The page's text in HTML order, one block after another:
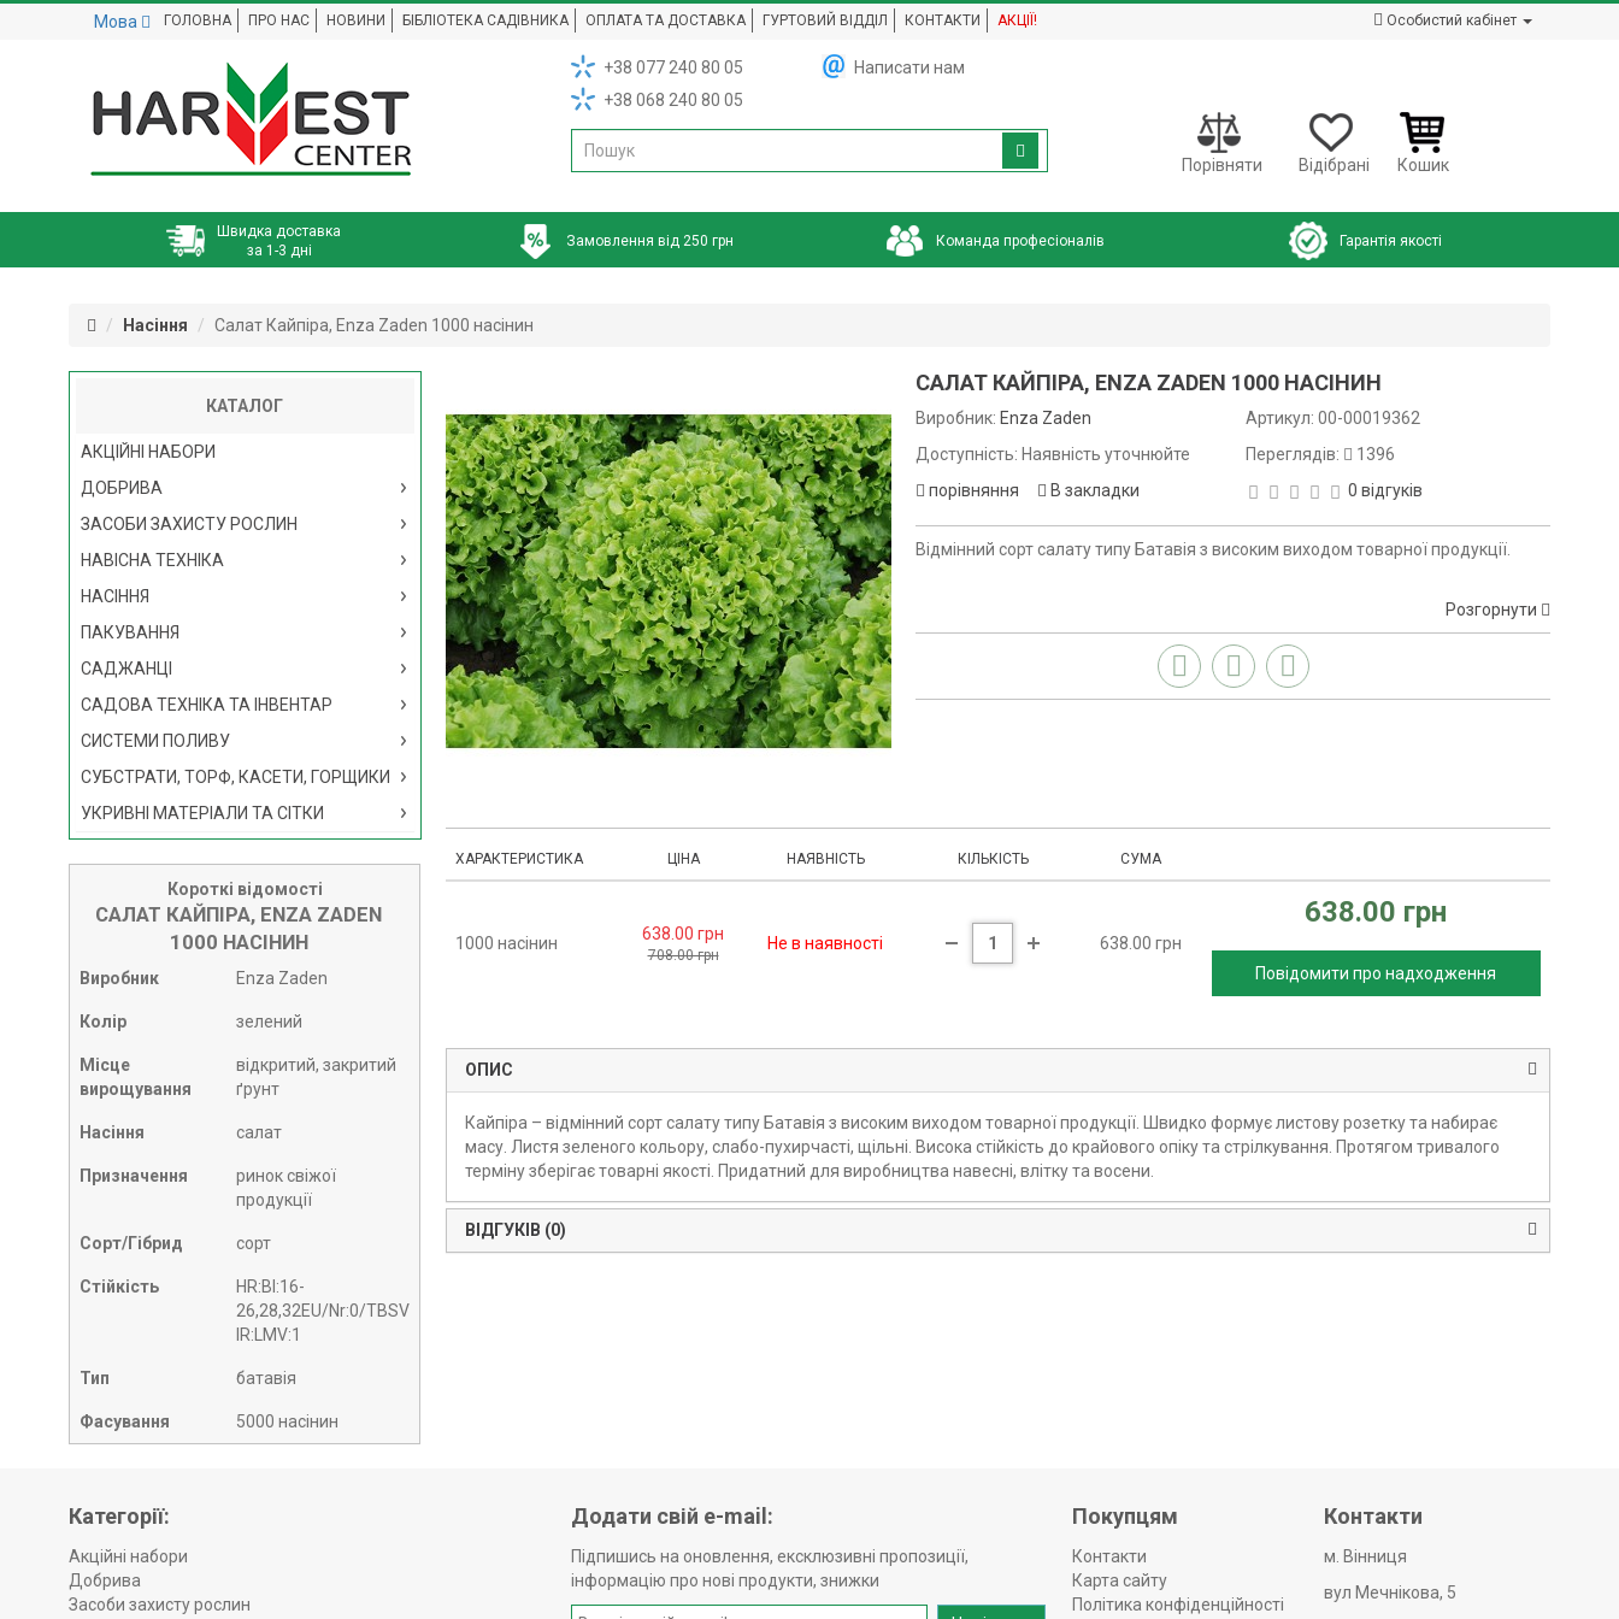
Мова ГОЛОВНА ПРО НАС НОВИНИ БІБЛІОТЕКА САДІВНИКА ОПЛАТА ТА ДОСТАВКА ГУРТОВИЙ ВІДДІЛ КОНТАКТИ АКЦІЇ! Особистий кабінет
+38 077 240 80 05
+38 068 240 80 05
Написати нам
Порівняти Відібрані Кошик
Швидка доставка
за 1-3 дні
Замовлення від 250 грн Команда професіоналів Гарантія якості
Насіння Салат Кайпіра, Enza Zaden 1000 насінин
КАТАЛОГ
АКЦІЙНІ НАБОРИ
ДОБРИВА
ЗАСОБИ ЗАХИСТУ РОСЛИН
НАВІСНА ТЕХНІКА
НАСІННЯ
ПАКУВАННЯ
САДЖАНЦІ
САДОВА ТЕХНІКА ТА ІНВЕНТАР
СИСТЕМИ ПОЛИВУ
СУБСТРАТИ, ТОРФ, КАСЕТИ, ГОРЩИКИ
УКРИВНІ МАТЕРІАЛИ ТА СІТКИ
Короткі відомості
САЛАТ КАЙПІРА, ENZA ZADEN
1000 НАСІНИН
Виробник Enza Zaden
Колір зелений
Місце
вирощування
відкритий, закритий
ґрунт
Насіння салат
Призначення
ринок свіжої
продукції
Сорт/Гібрид сорт
Стійкість
HR:BI:16-
26,28,32EU/Nr:0/TBSV
IR:LMV:1
Тип батавія
Фасування 5000 насінин
САЛАТ КАЙПІРА, ENZA ZADEN 1000 НАСІНИН
Виробник: Enza Zaden
Доступність: Наявність уточнюйте
порівняння
В закладки
Артикул: 00-00019362
Переглядів:
1396
0 відгуків
Відмінний сорт салату типу Батавія з високим виходом товарної продукції.
Розгорнути
ХАРАКТЕРИСТИКА ЦІНА НАЯВНІСТЬ КІЛЬКІСТЬ СУМА
1000 насінин 638.00 грн
708.00 грн
Не в наявності 638.00 грн
638.00 грн
Повідомити про надходження
ОПИС
Кайпіра – відмінний сорт салату типу Батавія з високим виходом товарної продукції. Швидко формує листову розетку та набирає
масу. Листя зеленого кольору, слабо-пухирчасті, щільні. Висока стійкість до крайового опіку та стрілкування. Протягом тривалого
терміну зберігає товарні якості. Придатний для виробництва навесні, влітку та восени.
ВІДГУКІВ (0)
Категорії:
Акційні набори
Добрива
Засоби захисту рослин
Додати свій e-mail:
Підпишись на оновлення, ексклюзивні пропозиції,
інформацію про нові продукти, знижки
Покупцям
Контакти
Карта сайту
Політика конфіденційності
Контакти
м. Вінниця
вул Мечнікова, 5